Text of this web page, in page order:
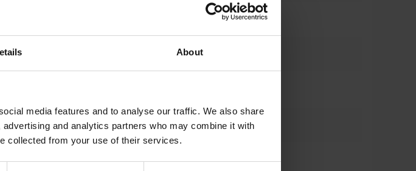
About
media features and to analyse our traffic. We also share
and analytics partners who may combine it with
collected from your use of their services.
40%
480/70r28
Profondità del battistrada del
pneumatico anteriore destro %
destro